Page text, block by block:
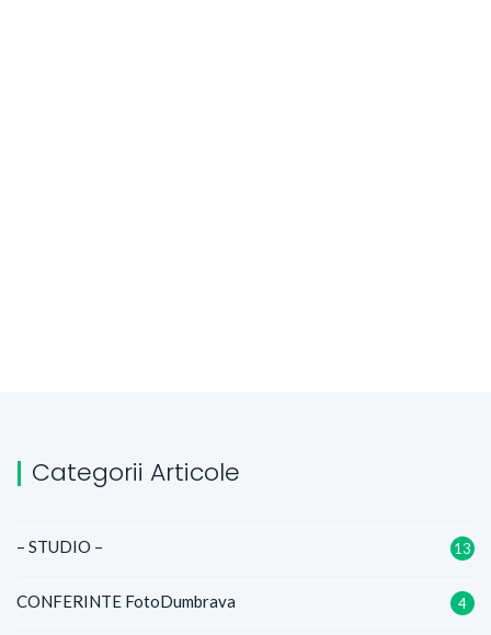
Categorii Articole
– STUDIO – 13
CONFERINTE FotoDumbrava 4